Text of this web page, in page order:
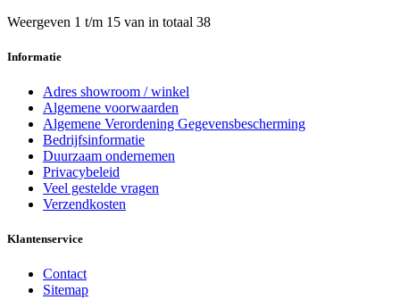
Weergeven 1 t/m 15 van in totaal 38
Informatie
Adres showroom / winkel
Algemene voorwaarden
Algemene Verordening Gegevensbescherming
Bedrijfsinformatie
Duurzaam ondernemen
Privacybeleid
Veel gestelde vragen
Verzendkosten
Klantenservice
Contact
Sitemap